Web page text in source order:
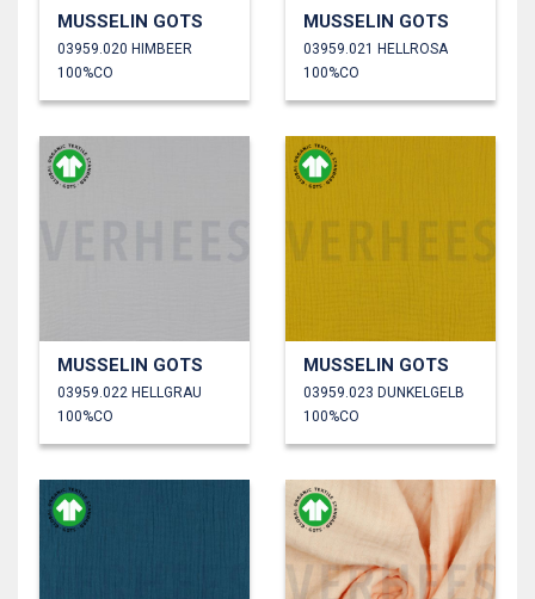
MUSSELIN GOTS
03959.020 HIMBEER
100%CO
MUSSELIN GOTS
03959.021 HELLROSA
100%CO
MUSSELIN GOTS
03959.022 HELLGRAU
100%CO
MUSSELIN GOTS
03959.023 DUNKELGELB
100%CO